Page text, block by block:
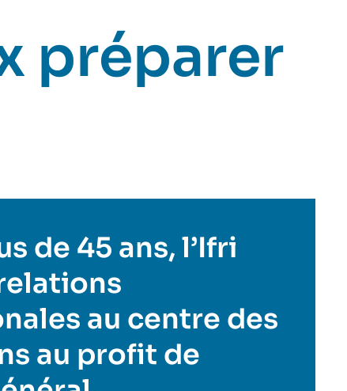
préparer
de 45 ans, l’Ifri
au centre des
au profit de